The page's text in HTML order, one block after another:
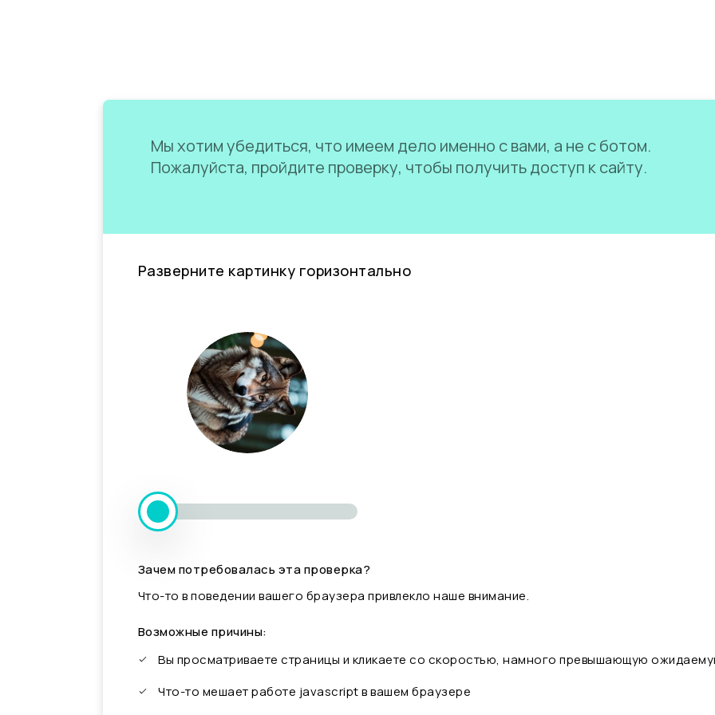
Мы хотим убедиться, что имеем дело именно с вами, а не с ботом.
Пожалуйста, пройдите проверку, чтобы получить доступ к сайту.
Разверните картинку горизонтально
Зачем потребовалась эта проверка?
Что-то в поведении вашего браузера привлекло наше внимание.
Возможные причины:
Вы просматриваете страницы и кликаете со скоростью, намного превышающую
Что-то мешает работе javascript в вашем браузере